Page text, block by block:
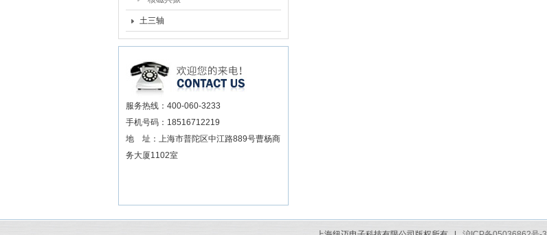
土三轴
服务热线：400-060-3233
手机号码：18516712219
地 址：上海市普陀区中江路889号曹杨商
务大厦1102室